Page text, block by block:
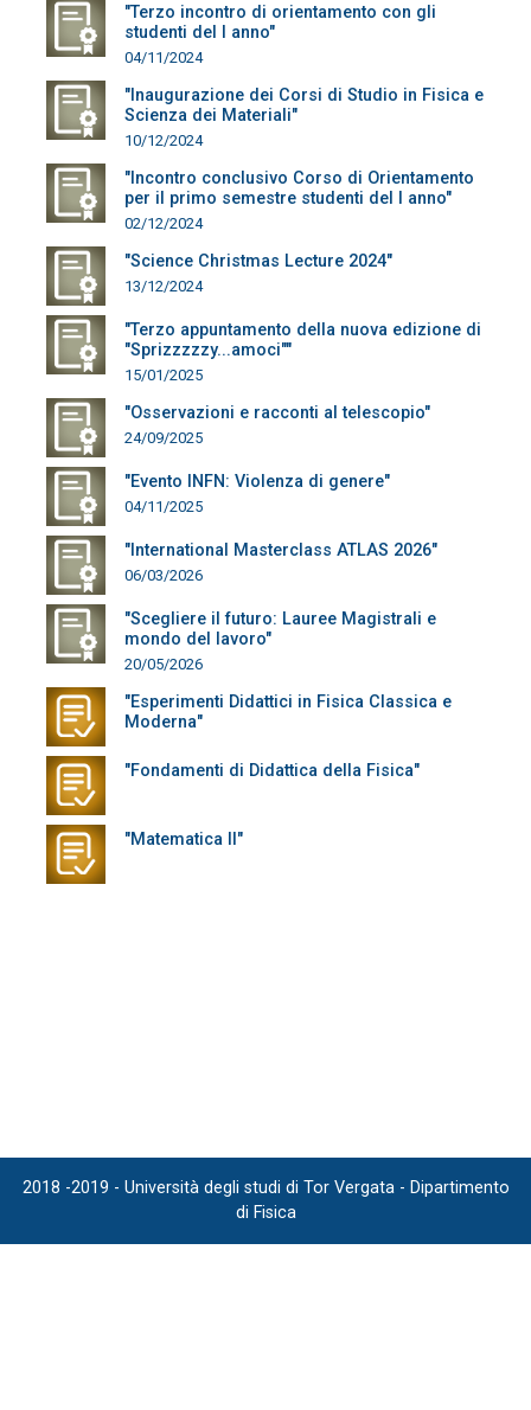
"Terzo incontro di orientamento con gli
studenti del I anno"
04/11/2024
"Inaugurazione dei Corsi di Studio in Fisica e
Scienza dei Materiali"
10/12/2024
"Incontro conclusivo Corso di Orientamento
per il primo semestre studenti del I anno"
02/12/2024
"Science Christmas Lecture 2024"
13/12/2024
"Terzo appuntamento della nuova edizione di
"Sprizzzzzy...amoci""
15/01/2025
"Osservazioni e racconti al telescopio"
24/09/2025
"Evento INFN: Violenza di genere"
04/11/2025
"International Masterclass ATLAS 2026"
06/03/2026
"Scegliere il futuro: Lauree Magistrali e
mondo del lavoro"
20/05/2026
"Esperimenti Didattici in Fisica Classica e
Moderna"
"Fondamenti di Didattica della Fisica"
"Matematica II"
2018 -2019 - Università degli studi di Tor Vergata - Dipartimento
di Fisica